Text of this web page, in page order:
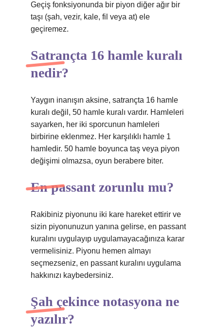
Geçiş fonksiyonunda bir piyon diğer ağır bir
taşı (şah, vezir, kale, fil veya at) ele
geçiremez.
Satrançta 16 hamle kuralı
nedir?
Yaygın inanışın aksine, satrançta 16 hamle
kuralı değil, 50 hamle kuralı vardır. Hamleleri
sayarken, her iki sporcunun hamleleri
birbirine eklenmez. Her karşılıklı hamle 1
hamledir. 50 hamle boyunca taş veya piyon
değişimi olmazsa, oyun berabere biter.
En passant zorunlu mu?
Rakibiniz piyonunu iki kare hareket ettirir ve
sizin piyonunuzun yanına gelirse, en passant
kuralını uygulayıp uygulamayacağınıza karar
vermelisiniz. Piyonu hemen almayı
seçmezseniz, en passant kuralını uygulama
hakkınızı kaybedersiniz.
Şah çekince notasyona ne
yazılır?